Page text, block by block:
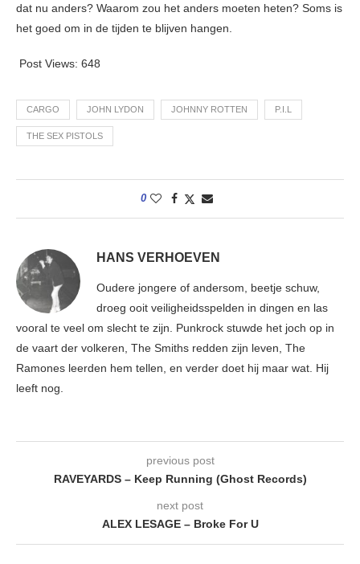
dat nu anders? Waarom zou het anders moeten heten? Soms is
het goed om in de tijden te blijven hangen.
Post Views: 648
CARGO JOHN LYDON JOHNNY ROTTEN P.I.L
THE SEX PISTOLS
0
HANS VERHOEVEN
Oudere jongere of andersom, beetje schuw,
droeg ooit veiligheidsspelden in dingen en las
vooral te veel om slecht te zijn. Punkrock stuwde het joch op in
de vaart der volkeren, The Smiths redden zijn leven, The
Ramones leerden hem tellen, en verder doet hij maar wat. Hij
leeft nog.
previous post
RAVEYARDS – Keep Running (Ghost Records)
next post
ALEX LESAGE – Broke For U